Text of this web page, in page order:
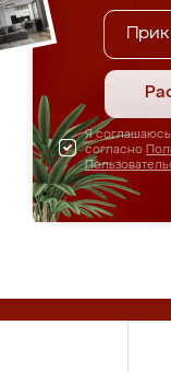
Я
согласно